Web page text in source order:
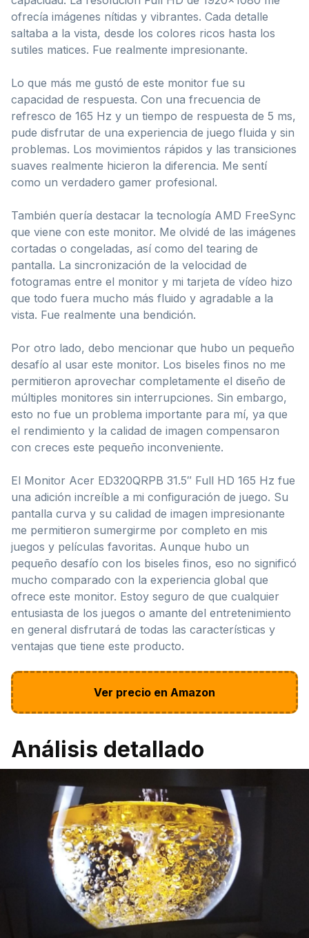
ofrecía imágenes nítidas y vibrantes. Cada detalle
saltaba a la vista, desde los colores ricos hasta los
sutiles matices. Fue realmente impresionante.
Lo que más me gustó de este monitor fue su
capacidad de respuesta. Con una frecuencia de
refresco de 165 Hz y un tiempo de respuesta de 5 ms,
pude disfrutar de una experiencia de juego fluida y sin
problemas. Los movimientos rápidos y las transiciones
suaves realmente hicieron la diferencia. Me sentí
como un verdadero gamer profesional.
También quería destacar la tecnología AMD FreeSync
que viene con este monitor. Me olvidé de las imágenes
cortadas o congeladas, así como del tearing de
pantalla. La sincronización de la velocidad de
fotogramas entre el monitor y mi tarjeta de vídeo hizo
que todo fuera mucho más fluido y agradable a la
vista. Fue realmente una bendición.
Por otro lado, debo mencionar que hubo un pequeño
desafío al usar este monitor. Los biseles finos no me
permitieron aprovechar completamente el diseño de
múltiples monitores sin interrupciones. Sin embargo,
esto no fue un problema importante para mí, ya que
el rendimiento y la calidad de imagen compensaron
con creces este pequeño inconveniente.
El Monitor Acer ED320QRPB 31.5″ Full HD 165 Hz fue
una adición increíble a mi configuración de juego. Su
pantalla curva y su calidad de imagen impresionante
me permitieron sumergirme por completo en mis
juegos y películas favoritas. Aunque hubo un
pequeño desafío con los biseles finos, eso no significó
mucho comparado con la experiencia global que
ofrece este monitor. Estoy seguro de que cualquier
entusiasta de los juegos o amante del entretenimiento
en general disfrutará de todas las características y
ventajas que tiene este producto.
Ver precio en Amazon
Análisis detallado